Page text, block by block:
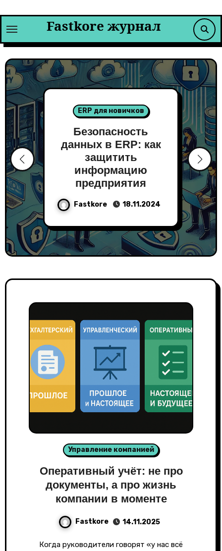
содержимомуFastkore журнал
ERP для новичков
Безопасность
данных в ERP: как
защитить
информацию
предприятия
Fastkore 18.11.2024
Управление компанией
Оперативный учёт: не про
документы, а про жизнь
компании в моменте
Fastkore 14.11.2025
Когда руководители говорят «у нас всё